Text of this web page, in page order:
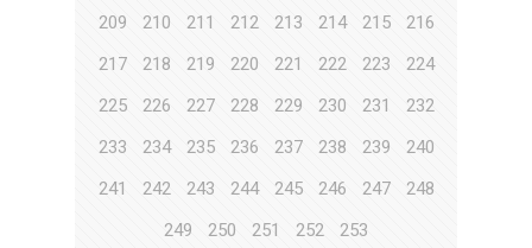
209
210 211 212 213 214 215
216
217
218 219 220 221 222 223
224
225
226 227 228 229 230 231
232
233
234 235 236 237 238 239
240
241
242 243 244 245 246 247
248
249
250 251 252 253